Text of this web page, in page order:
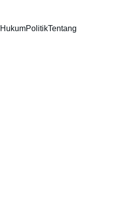
HukumPolitikTentang